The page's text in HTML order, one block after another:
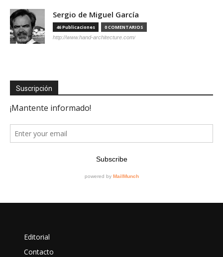
Sergio de Miguel García
46 Publicaciones 0 COMENTARIOS
http://www.hand-architecture.com/
Suscripción
Editorial
Contacto